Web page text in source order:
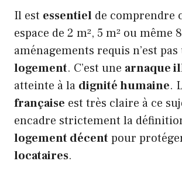
Il est essentiel de comprendre
espace de 2 m², 5 m² ou même
aménagements requis n’est pas
logement. C’est une arnaque
atteinte à la dignité humaine.
française est très claire à ce
encadre strictement la
logement décentpour
locataires.